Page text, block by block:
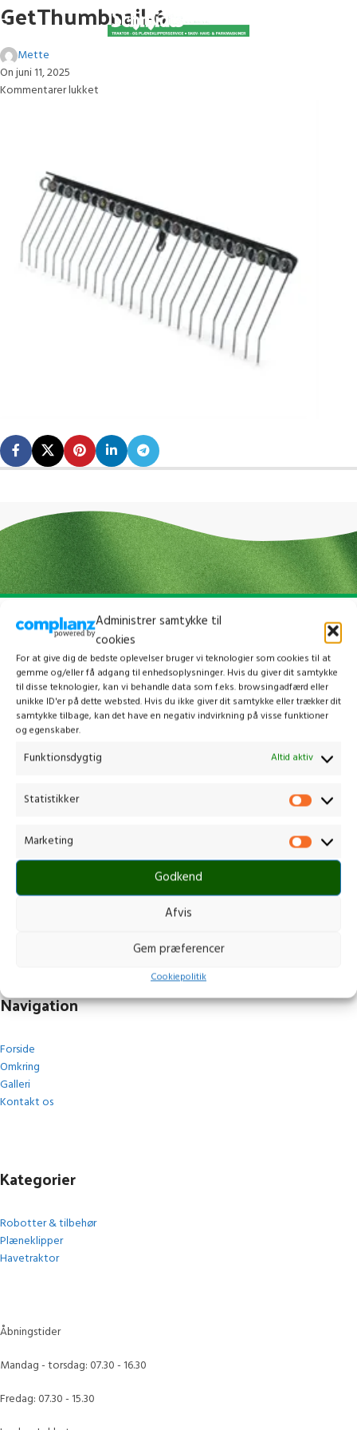
Administrer samtykke til
cookies
For at give dig de bedste oplevelser bruger vi teknologier som cookies til at
gemme og/eller få adgang til enhedsoplysninger. Hvis du giver dit samtykke
til disse teknologier, kan vi behandle data som f.eks. browsingadfærd eller
unikke ID'er på dette websted. Hvis du ikke giver dit samtykke eller trækker dit
samtykke tilbage, kan det have en negativ indvirkning på visse funktioner
og egenskaber.
Funktionsdygtig Altid aktiv
Statistikker
Marketing
Godkend
Afvis
Gem præferencer
Cookiepolitik
GetThumbnail-6
Mette
On juni 11, 2025
Kommentarer lukket
Gammelmark 1, 6630 Rødding
post@stops.dk
Navigation
Forside
Omkring
Galleri
Kontakt os
Kategorier
Robotter & tilbehør
Plæneklipper
Havetraktor
Åbningstider
Mandag - torsdag: 07.30 - 16.30
Fredag: 07.30 - 15.30